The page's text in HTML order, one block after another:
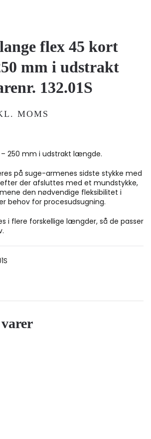
flex 45 kort
mm i udstrakt
132.01S
MOMS
250 mm i udstrakt længde.
på suge-armenes sidste stykke med
der afsluttes med et mundstykke,
den nødvendige fleksibilitet i
behov for procesudsugning.
i flere forskellige længder, så de passer